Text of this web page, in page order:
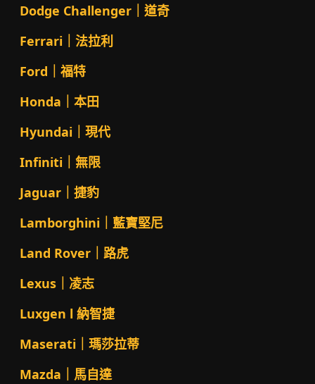
Dodge Challenger｜道奇
Ferrari｜法拉利
Ford｜福特
Honda｜本田
Hyundai｜現代
Infiniti｜無限
Jaguar｜捷豹
Lamborghini｜藍寶堅尼
Land Rover｜路虎
Lexus｜凌志
Luxgen l 納智捷
Maserati｜瑪莎拉蒂
Mazda｜馬自達